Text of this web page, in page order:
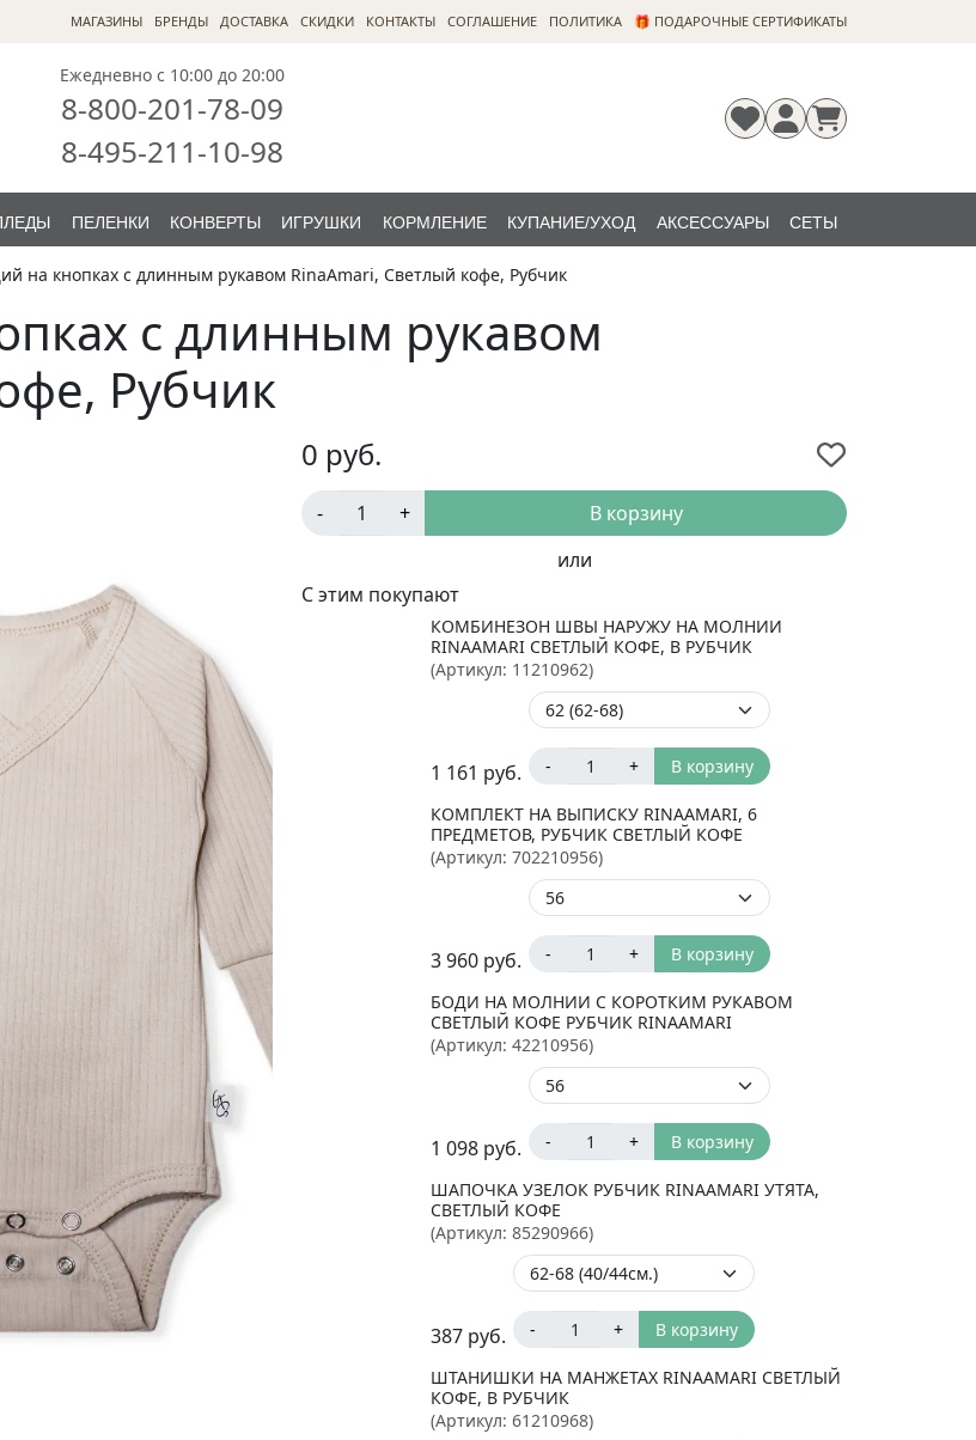
МАГАЗИНЫ БРЕНДЫ ДОСТАВКА СКИДКИ КОНТАКТЫ CОГЛАШЕНИЕ ПОЛИТИКА 🎁 ПОДАРОЧНЫЕ СЕРТИФИКАТЫ
Ежедневно с 10:00 до 20:00
8-800-201-78-09
8-495-211-10-98
ПЕЛЕНКИ КОНВЕРТЫ ИГРУШКИ КОРМЛЕНИЕ КУПАНИЕ/УХОД АКСЕССУАРЫ СЕТЫ
на кнопках с длинным рукавом RinaAmari, Светлый кофе, Рубчик
с длинным рукавом
Рубчик
0 руб.
- +
В корзину
или
С этим покупают
КОМБИНЕЗОН ШВЫ НАРУЖУ НА МОЛНИИ
RINAAMARI СВЕТЛЫЙ КОФЕ, В РУБЧИК
(Артикул: 11210962)
1 161 руб. - + В корзину
КОМПЛЕКТ НА ВЫПИСКУ RINAAMARI, 6
ПРЕДМЕТОВ, РУБЧИК СВЕТЛЫЙ КОФЕ
(Артикул: 702210956)
3 960 руб. - + В корзину
БОДИ НА МОЛНИИ С КОРОТКИМ РУКАВОМ
СВЕТЛЫЙ КОФЕ РУБЧИК RINAAMARI
(Артикул: 42210956)
1 098 руб. - + В корзину
ШАПОЧКА УЗЕЛОК РУБЧИК RINAAMARI УТЯТА,
СВЕТЛЫЙ КОФЕ
(Артикул: 85290966)
387 руб. - + В корзину
ШТАНИШКИ НА МАНЖЕТАХ RINAAMARI СВЕТЛЫЙ
КОФЕ, В РУБЧИК
(Артикул: 61210968)